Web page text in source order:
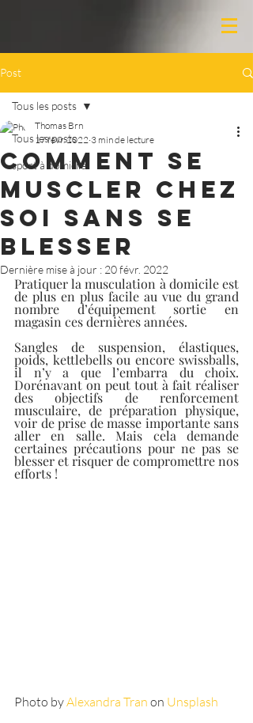
Post
Tous les posts
sport à domicile
Tous les posts
Comment se
muscler chez
soi sans se
blesser
Thomas Brn
17 févr. 2022 3 min de lecture
Dernière mise à jour : 20 févr. 2022
Pratiquer la musculation à domicile est
de plus en plus facile au vue du grand
nombre d’équipement sortie en
magasin ces dernières années.
Sangles de suspension, élastiques,
poids, kettlebells ou encore swissballs,
il n’y a que l’embarra du choix.
Dorénavant on peut tout à fait réaliser
des objectifs de renforcement
musculaire, de préparation physique,
voir de prise de masse importante sans
aller en salle. Mais cela demande
certaines précautions pour ne pas se
blesser et risquer de compromettre nos
efforts !
Photo by Alexandra Tran on Unsplash